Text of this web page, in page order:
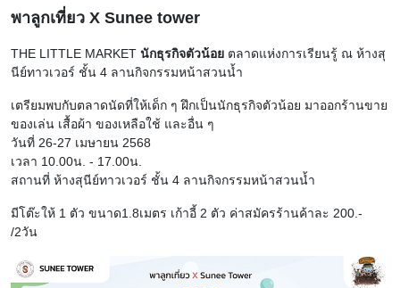
พาลูกเที่ยว X Sunee tower
THE LITTLE MARKET นักธุรกิจตัวน้อย ตลาดแห่งการเรียนรู้ ณ ห้างสุ
นีย์ทาวเวอร์ ชั้น 4 ลานกิจกรรมหน้าสวนน้ำ
เตรียมพบกับตลาดนัดที่ให้เด็ก ๆ ฝึกเป็นนักธุรกิจตัวน้อย มาออกร้านขาย
ของเล่น เสื้อผ้า ของเหลือใช้ และอื่น ๆ
วันที่ 26-27 เมษายน 2568
เวลา 10.00น. - 17.00น.
สถานที่ ห้างสุนีย์ทาวเวอร์ ชั้น 4 ลานกิจกรรมหน้าสวนน้ำ
มีโต๊ะให้ 1 ตัว ขนาด1.8เมตร เก้าอี้ 2 ตัว ค่าสมัครร้านค้าละ 200.-
/2วัน